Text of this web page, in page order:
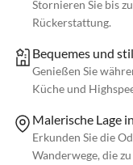
Stornieren Sie bis
Rückerstattung.
Bequemes und
Genießen Sie
Küche und
Malerische Lage
Erkunden Sie die
Wanderwege, die